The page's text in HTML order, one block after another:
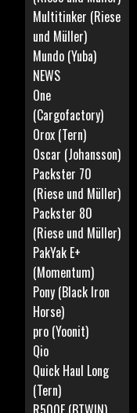
Multitinker (Riese
und Müller)
Mundo (Yuba)
NEWS
One
(Cargofactory)
Orox (Tern)
Oscar (Johansson)
Packster 70
(Riese und Müller)
Packster 80
(Riese und Müller)
PakYak E+
(Momentum)
Pony (Black Iron
Horse)
pro (Yoonit)
Qio
Quick Haul Long
(Tern)